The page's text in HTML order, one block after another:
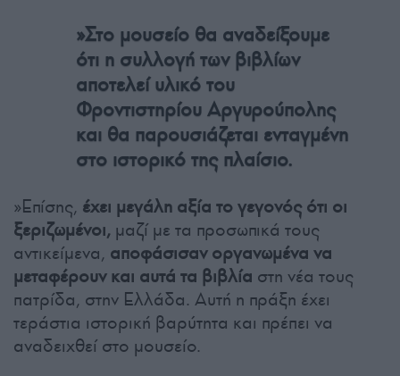
»Στο μουσείο θα αναδείξουμε
ότι η συλλογή των βιβλίων
αποτελεί υλικό του
Φροντιστηρίου Αργυρούπολης
και θα παρουσιάζεται ενταγμένη
στο ιστορικό της πλαίσιο.
»Επίσης, έχει μεγάλη αξία το γεγονός ότι οι
ξεριζωμένοι, μαζί με τα προσωπικά τους
αντικείμενα, αποφάσισαν οργανωμένα να
μεταφέρουν και αυτά τα βιβλία στη νέα τους
πατρίδα, στην Ελλάδα. Αυτή η πράξη έχει
τεράστια ιστορική βαρύτητα και πρέπει να
αναδειχθεί στο μουσείο.